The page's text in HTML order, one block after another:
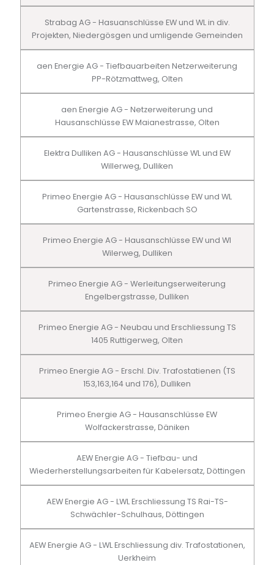
Strabag AG - Hasuanschlüsse EW und WL in div.
Projekten, Niedergösgen und umligende Gemeinden
aen Energie AG - Tiefbauarbeiten Netzerweiterung
PP-Rötzmattweg, Olten
aen Energie AG - Netzerweiterung und
Hausanschlüsse EW Maianestrasse, Olten
Elektra Dulliken AG - Hausanschlüsse WL und EW
Willerweg, Dulliken
Primeo Energie AG - Hausanschlüsse EW und WL
Gartenstrasse, Rickenbach SO
Primeo Energie AG - Hausanschlüsse EW und Wl
Wilerweg, Dulliken
Primeo Energie AG - Werleitungserweiterung
Engelbergstrasse, Dulliken
Primeo Energie AG - Neubau und Erschliessung TS
1405 Ruttigerweg, Olten
Primeo Energie AG - Erschl. Div. Trafostatienen (TS
153,163,164 und 176), Dulliken
Primeo Energie AG - Hausanschlüsse EW
Wolfackerstrasse, Däniken
AEW Energie AG - Tiefbau- und
Wiederherstellungsarbeiten für Kabelersatz, Döttingen
AEW Energie AG - LWL Erschliessung TS Rai-TS-
Schwächler-Schulhaus, Döttingen
AEW Energie AG - LWL Erschliessung div. Trafostationen,
Uerkheim